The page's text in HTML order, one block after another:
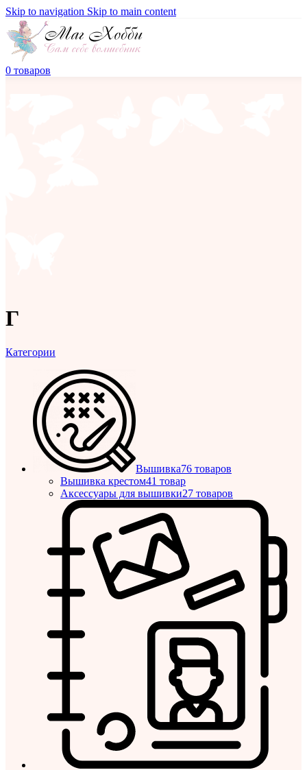
Skip to navigation Skip to main content
0 товаров
Г
Категории
Вышивка76 товаров
Вышивка крестом41 товар
Аксессуары для вышивки27 товаров